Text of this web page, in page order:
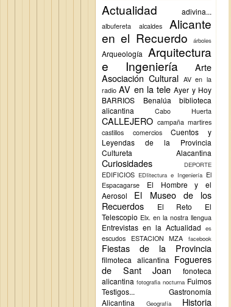
Actualidad adivina...
albufereta alcaldes
Alicante
en el Recuerdo
árboles
Arqueología Arquitectura
e Ingeniería
Arte
Asociación Cultural AV en la
radio AV en la tele Ayer y Hoy
BARRIOS
Benalúa
biblioteca
alicantina
Cabo Huerta
CALLEJERO campaña martires
castillos
comercios
Cuentos y
Leyendas de la Provincia
Cultureta Alacantina
Curiosidades DEPORTE
EDIFICIOS EDIitectura e Ingeniería El
Espacagarse
El Hombre y el
Aerosol
El Museo de los
Recuerdos
El Reto
El
Telescopio Elx. en la nostra llengua
Entrevistas en la Actualidad es
escudos ESTACION MZA facebook
Fiestas de la Provincia
filmoteca alicantina Fogueres
de Sant Joan
fonoteca
alicantina fotografia nocturna Fuimos
Testigos...
Gastronomía
Alicantina
Geografía Historia